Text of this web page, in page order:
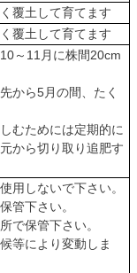
覆土して育てます
覆土して育てます
～11月に株間20cm
から5月の間、たく
むためには定期的に
から切り取り追肥す
用しないで下さい。
管下さい。
で保管下さい。
等により変動しま